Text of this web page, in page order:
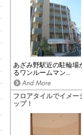
あざみ野駅近の駐輪場
るワンルームマン...
フロアタイルでイメー
ップ！